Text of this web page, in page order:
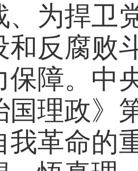
、为捍卫
和反腐败
保障。中
国理政》
我革命的